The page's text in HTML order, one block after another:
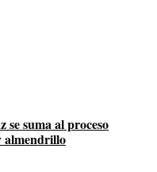
se suma al proceso
almendrillo